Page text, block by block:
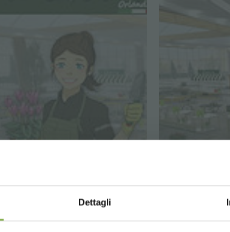
Dettagli
Ein kleines Geschenk für dich...